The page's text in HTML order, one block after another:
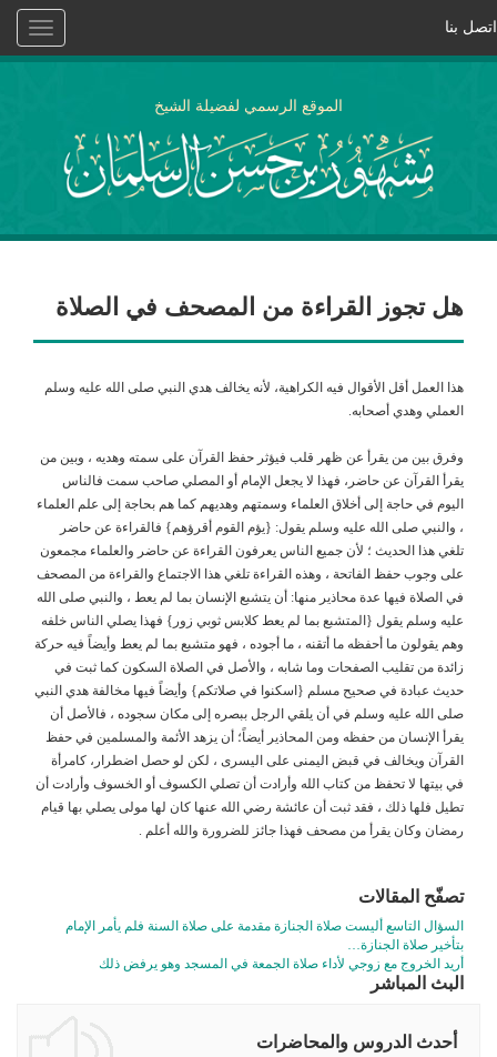
Toggle
اتصل بنا
الموقع الرسمي لفضيلة الشيخ
هل تجوز القراءة من المصحف في الصلاة
هذا العمل أقل الأقوال فيه الكراهية، لأنه يخالف هدي النبي صلى الله عليه وسلم
العملي وهدي أصحابه.
وفرق بين من يقرأ عن ظهر قلب فيؤثر حفظ القرآن على سمته وهديه ، وبين من
يقرأ القرآن عن حاضر، فهذا لا يجعل الإمام أو المصلي صاحب سمت فالناس
اليوم في حاجة إلى أخلاق العلماء وسمتهم وهديهم كما هم بحاجة إلى علم العلماء
، والنبي صلى الله عليه وسلم يقول: {يؤم القوم أقرؤهم} فالقراءة عن حاضر
تلغي هذا الحديث ؛ لأن جميع الناس يعرفون القراءة عن حاضر والعلماء مجمعون
على وجوب حفظ الفاتحة ، وهذه القراءة تلغي هذا الاجتماع والقراءة من المصحف
في الصلاة فيها عدة محاذير منها: أن يتشبع الإنسان بما لم يعط ، والنبي صلى الله
عليه وسلم يقول {المتشبع بما لم يعط كلابس ثوبي زور} فهذا يصلي الناس خلفه
وهم يقولون ما أحفظه ما أتقنه ، ما أجوده ، فهو متشبع بما لم يعط وأيضاً فيه حركة
زائدة من تقليب الصفحات وما شابه ، والأصل في الصلاة السكون كما ثبت في
حديث عبادة في صحيح مسلم {اسكنوا في صلاتكم} وأيضاً فيها مخالفة هدي النبي
صلى الله عليه وسلم في أن يلقي الرجل ببصره إلى مكان سجوده ، فالأصل أن
يقرأ الإنسان من حفظه ومن المحاذير أيضاً؛ أن يزهد الأئمة والمسلمين في حفظ
القرآن ويخالف في قبض اليمنى على اليسرى ، لكن لو حصل اضطرار، كامرأة
في بيتها لا تحفظ من كتاب الله وأرادت أن تصلي الكسوف أو الخسوف وأرادت أن
تطيل فلها ذلك ، فقد ثبت أن عائشة رضي الله عنها كان لها مولى يصلي بها قيام
رمضان وكان يقرأ من مصحف فهذا جائز للضرورة والله أعلم .
تصفّح المقالات
السؤال التاسع أليست صلاة الجنازة مقدمة على صلاة السنة فلم يأمر الإمام
بتأخير صلاة الجنازة…
أريد الخروج مع زوجي لأداء صلاة الجمعة في المسجد وهو يرفض ذلك
البث المباشر
أحدث الدروس والمحاضرات